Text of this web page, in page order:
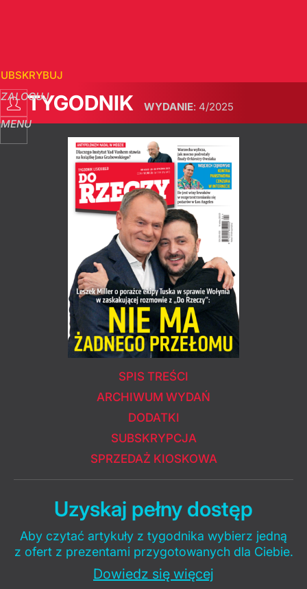
ZALOGUJ
MENU
TYGODNIK WYDANIE: 4/2025
SPIS TREŚCI
ARCHIWUM WYDAŃ
DODATKI
SUBSKRYPCJA
SPRZEDAŻ KIOSKOWA
Uzyskaj pełny dostęp
Aby czytać artykuły z tygodnika wybierz jedną
z ofert z prezentami przygotowanych dla Ciebie.
Dowiedz się więcej